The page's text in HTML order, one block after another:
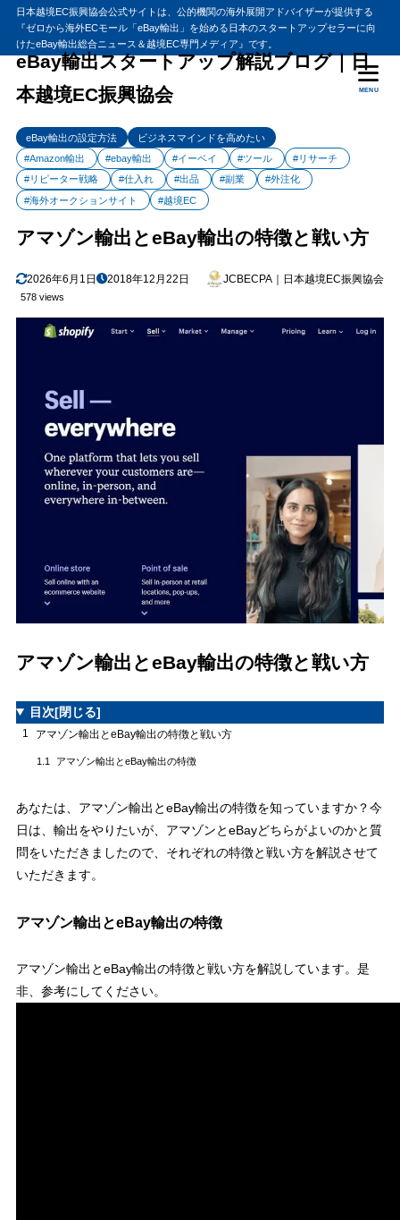
日本越境EC振興協会公式サイトは、公的機関の海外展開アドバイザーが提供する
『ゼロから海外ECモール「eBay輸出」を始める日本のスタートアップセラーに向
けたeBay輸出総合ニュース＆越境EC専門メディア』です。
eBay輸出スタートアップ解説ブログ｜日
本越境EC振興協会
MENU
eBay輸出の設定方法
ビジネスマインドを高めたい
#Amazon輸出
#ebay輸出 #イーベイ #ツール
#リサーチ
#リピーター戦略
#仕入れ #出品 #副業
#外注化
#海外オークションサイト
#越境EC
アマゾン輸出とeBay輸出の特徴と戦い方
2026年6月1日 2018年12月22日 JCBECPA｜日本越境EC振興協会
578 views
アマゾン輸出とeBay輸出の特徴と戦い方
目次[閉じる]
1 アマゾン輸出とeBay輸出の特徴と戦い方
1.1 アマゾン輸出とeBay輸出の特徴
あなたは、アマゾン輸出とeBay輸出の特徴を知っていますか？今
日は、輸出をやりたいが、アマゾンとeBayどちらがよいのかと質
問をいただきましたので、それぞれの特徴と戦い方を解説させて
いただきます。
アマゾン輸出とeBay輸出の特徴
アマゾン輸出とeBay輸出の特徴と戦い方を解説しています。是
非、参考にしてください。
目次
1 アマゾン輸出とeBay輸出の特徴と戦い方
1.1 アマゾン輸出とeBay輸出の特徴